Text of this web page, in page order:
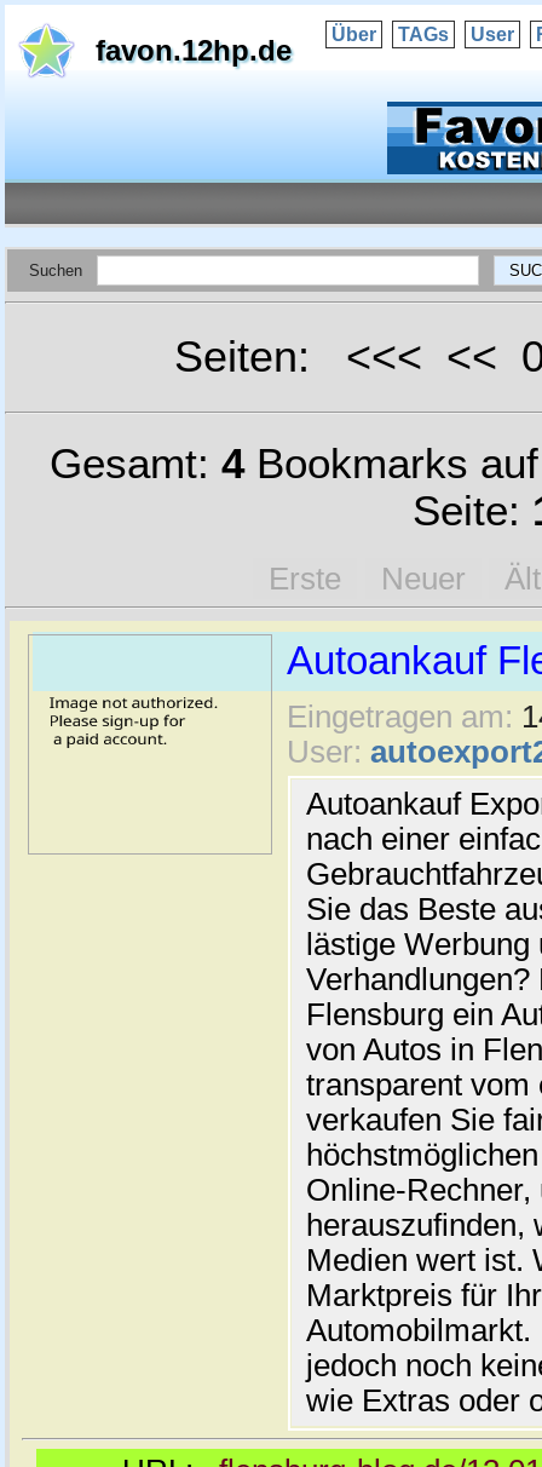
favon.12hp.de Über TAGs User
Suchen
Seiten: <<< <<
Gesamt: 4Bookmarks
Seite:
Erste Neuer
Autoankauf
Eingetragen am:
User:
Autoankauf
nach einer
Sie das Beste
lästige
Flensburg ein
von Autos in
transparent vom
verkaufen Sie
Online-
herauszufinden,
Medien wert ist.
Marktpreis für
jedoch noch
wie Extras oder